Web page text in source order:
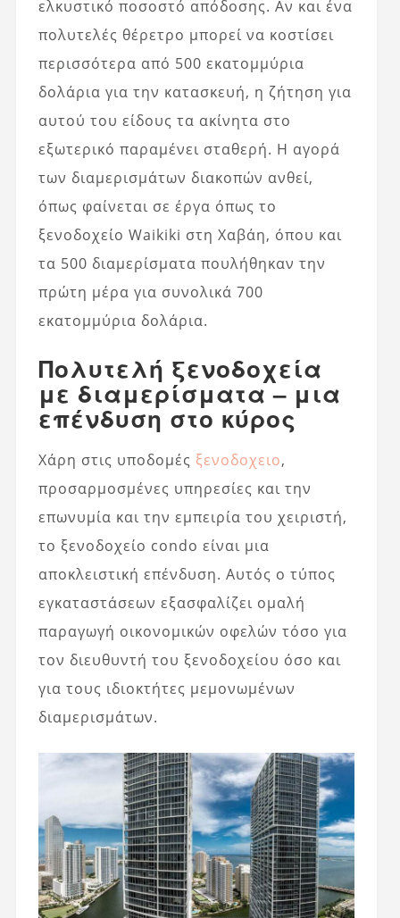
ελκυστικό ποσοστό απόδοσης. Αν και ένα
πολυτελές θέρετρο μπορεί να κοστίσει
περισσότερα από 500 εκατομμύρια
δολάρια για την κατασκευή, η ζήτηση για
αυτού του είδους τα ακίνητα στο
εξωτερικό παραμένει σταθερή. Η αγορά
των διαμερισμάτων διακοπών ανθεί,
όπως φαίνεται σε έργα όπως το
ξενοδοχείο Waikiki στη Χαβάη, όπου και
τα 500 διαμερίσματα πουλήθηκαν την
πρώτη μέρα για συνολικά 700
εκατομμύρια δολάρια.
Πολυτελή ξενοδοχεία
με διαμερίσματα – μια
επένδυση στο κύρος
Χάρη στις υποδομές ξενοδοχειο,
προσαρμοσμένες υπηρεσίες και την
επωνυμία και την εμπειρία του χειριστή,
το ξενοδοχείο condo είναι μια
αποκλειστική επένδυση. Αυτός ο τύπος
εγκαταστάσεων εξασφαλίζει ομαλή
παραγωγή οικονομικών οφελών τόσο για
τον διευθυντή του ξενοδοχείου όσο και
για τους ιδιοκτήτες μεμονωμένων
διαμερισμάτων.